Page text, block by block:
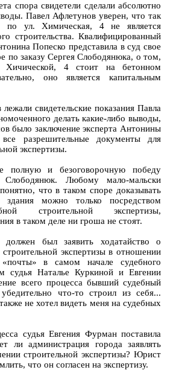
спора свидетели сделали абсолютно
Павел Афлетунов уверен, что так
по ул. Химическая, 4 не является
строительства. Квалифицированный
Попеско представила в суд свое
по заказу Сергея Слободянюка, о том,
4 стоит на бетонном
оно является капитальным
свидетельские показания Павла
делать какие-либо выводы,
было заключение эксперта Антонины
разрешительные документы для
экспертизы.
полную и безоговорочную победу
Слободянюк. Любому мало-мальски
что в таком споре доказывать
здания можно только посредством
строительной экспертизы,
в таком деле ни гроша не стоят.
должен был заявить ходатайство о
строительной экспертизы в отношении
в самом начале судебного
судья Наталье Куркиной и Евгении
всего процесса бывший судебный
что-то строил из себя...
не хотел видеть меня на судебных
судья Евгения Фурман поставила
ли администрация города заявлять
строительной экспертизы? Юрист
что он согласен на экспертизу.